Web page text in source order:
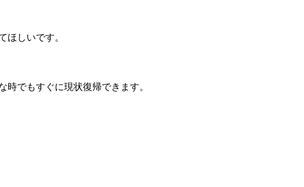
ほしいです。
でもすぐに現状復帰できます。